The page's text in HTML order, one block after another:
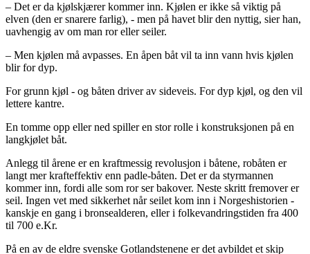
– Det er da kjølskjærer kommer inn. Kjølen er ikke så viktig på
elven (den er snarere farlig), - men på havet blir den nyttig, sier han,
uavhengig av om man ror eller seiler.
– Men kjølen må avpasses. En åpen båt vil ta inn vann hvis kjølen
blir for dyp.
For grunn kjøl - og båten driver av sideveis. For dyp kjøl, og den vil
lettere kantre.
En tomme opp eller ned spiller en stor rolle i konstruksjonen på en
langkjølet båt.
Anlegg til årene er en kraftmessig revolusjon i båtene, robåten er
langt mer krafteffektiv enn padle-båten. Det er da styrmannen
kommer inn, fordi alle som ror ser bakover. Neste skritt fremover er
seil. Ingen vet med sikkerhet når seilet kom inn i Norgeshistorien -
kanskje en gang i bronsealderen, eller i folkevandringstiden fra 400
til 700 e.Kr.
På en av de eldre svenske Gotlandstenene er det avbildet et skip